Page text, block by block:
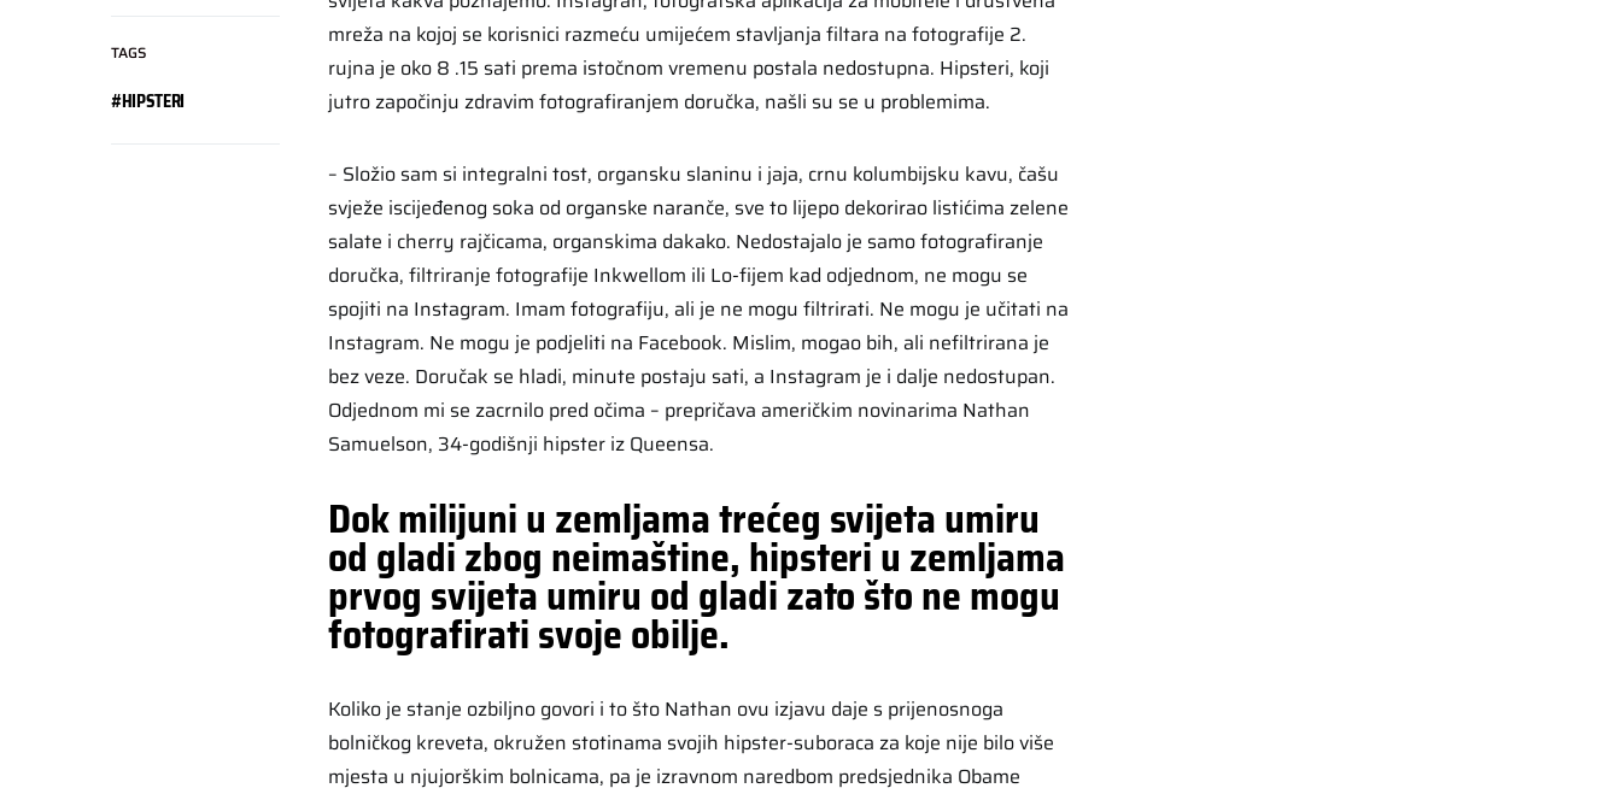
TAGS
#HIPSTERI
mreža na kojoj se korisnici razmeću umijećem stavljanja filtara na fotografije 2.
rujna je oko 8 .15 sati prema istočnom vremenu postala nedostupna. Hipsteri, koji
jutro započinju zdravim fotografiranjem doručka, našli su se u problemima.
– Složio sam si integralni tost, organsku slaninu i jaja, crnu kolumbijsku kavu, čašu
svježe iscijeđenog soka od organske naranče, sve to lijepo dekorirao listićima zelene
salate i cherry rajčicama, organskima dakako. Nedostajalo je samo fotografiranje
doručka, filtriranje fotografije Inkwellom ili Lo-fijem kad odjednom, ne mogu se
spojiti na Instagram. Imam fotografiju, ali je ne mogu filtrirati. Ne mogu je učitati na
Instagram. Ne mogu je podjeliti na Facebook. Mislim, mogao bih, ali nefiltrirana je
bez veze. Doručak se hladi, minute postaju sati, a Instagram je i dalje nedostupan.
Odjednom mi se zacrnilo pred očima – prepričava američkim novinarima Nathan
Samuelson, 34-godišnji hipster iz Queensa.
Dok milijuni u zemljama trećeg svijeta umiru
od gladi zbog neimaštine, hipsteri u zemljama
prvog svijeta umiru od gladi zato što ne mogu
fotografirati svoje obilje.
Koliko je stanje ozbiljno govori i to što Nathan ovu izjavu daje s prijenosnoga
bolničkog kreveta, okružen stotinama svojih hipster-suboraca za koje nije bilo više
mjesta u njujorškim bolnicama, pa je izravnom naredbom predsjednika Obame